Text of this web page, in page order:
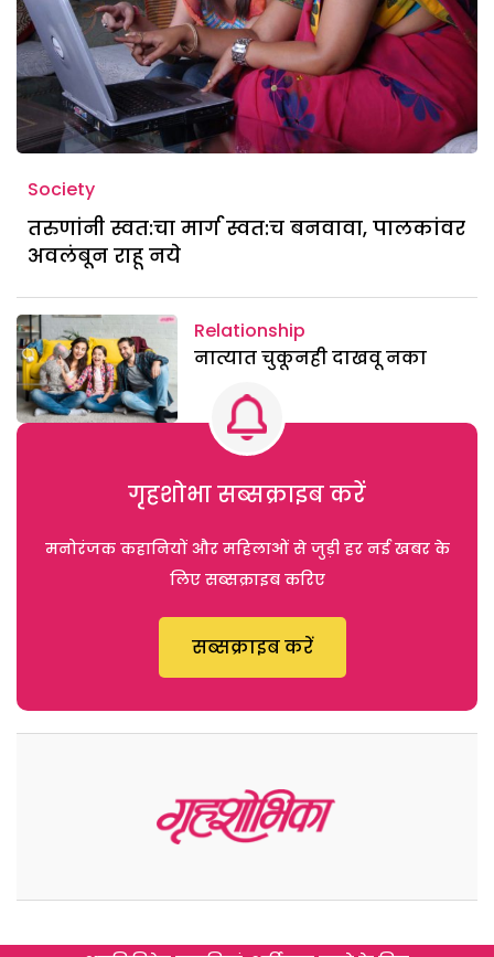
Society
तरुणांनी स्वत:चा मार्ग स्वत:च बनवावा, पालकांवर
अवलंबून राहू नये
Relationship
नात्यात चुकूनही दाखवू नका
गृहशोभा सब्सक्राइब करें
मनोरंजक कहानियों और महिलाओं से जुड़ी हर नई खबर के
लिए सब्सक्राइब करिए
सब्सक्राइब करें